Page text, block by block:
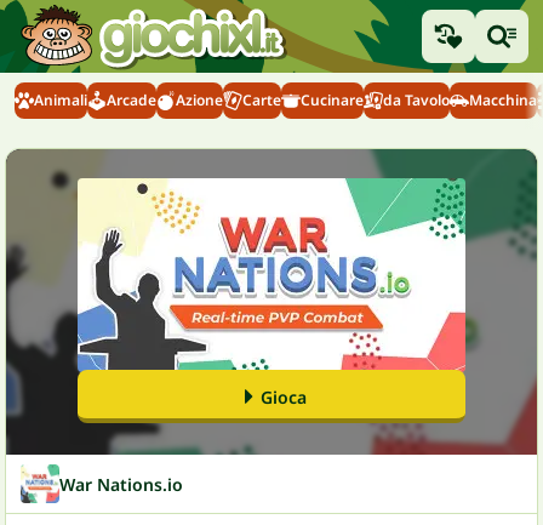
Animali Arcade Azione Carte Cucinare da Tavolo Macchina
Gioca
War Nations.io